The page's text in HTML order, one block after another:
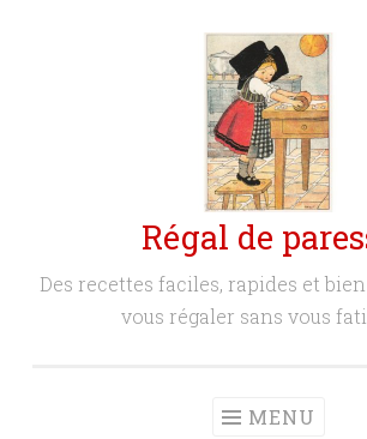
Régal de
Des recettes faciles, rapides et
vous régaler sans vous
MENU